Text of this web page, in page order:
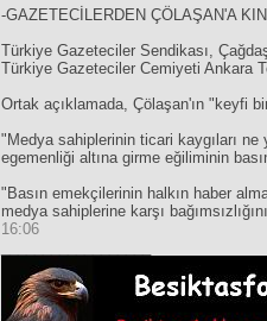
-GAZETECİLERDEN ÇÖLAŞAN'A
Türkiye Gazeteciler Sendikası,
Türkiye Gazeteciler Cemiyeti Ankara
Ortak açıklamada, Çölaşan'ın "keyfi
"Medya sahiplerinin ticari kaygıları
egemenliği altına girme eğiliminin
"Basın emekçilerinin halkın haber
medya sahiplerine karşı
16:06